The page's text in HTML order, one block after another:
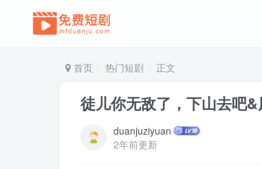
首页 热门短剧 正文
徒儿你无敌了，下山去吧
duanjuziyuan
2年前更新